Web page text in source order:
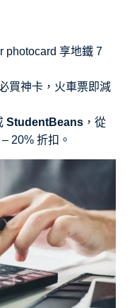
photocard 享地鐵 7
買神卡，火車票即減
StudentBeans ，從
20% 折扣。